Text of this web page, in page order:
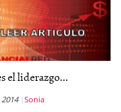
el liderazgo...
Sonia